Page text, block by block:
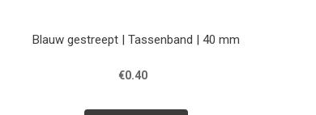
Blauw gestreept | Tassenband | 40 mm
€0.40